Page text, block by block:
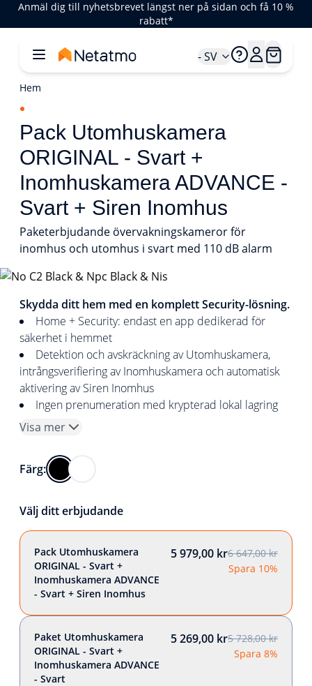
Anmäl dig till nyhetsbrevet längst ner på sidan och få 10 %
rabatt*
- SV
Hem
Pack Utomhuskamera
ORIGINAL - Svart +
Inomhuskamera ADVANCE -
Svart + Siren Inomhus
Paketerbjudande övervakningskameror för
inomhus och utomhus i svart med 110 dB alarm
Skydda ditt hem med en komplett Security-lösning.
Home + Security: endast en app dedikerad för
säkerhet i hemmet
Detektion och avskräckning av Utomhuskamera,
intrångsverifiering av Inomhuskamera och automatisk
aktivering av Siren Inomhus
Ingen prenumeration med krypterad lokal lagring
Visa mer
Färg:
Välj ditt erbjudande
Pack Utomhuskamera
ORIGINAL - Svart +
Inomhuskamera ADVANCE
- Svart + Siren Inomhus
5 979,00 kr6 647,00 kr
Spara 10%
Paket Utomhuskamera
ORIGINAL - Svart +
Inomhuskamera ADVANCE
- Svart
5 269,00 kr5 728,00 kr
Spara 8%